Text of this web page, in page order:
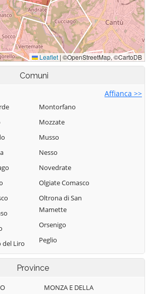
Comuni
Affianca >>
del Liro
Lario
Montorfano
Mozzate
Musso
Nesso
Novedrate
Olgiate Comasco
Oltrona di San
Mamette
Orsenigo
Peglio
Pianello del Lario
Pigra
Plesio
Province
MONZA E DELLA